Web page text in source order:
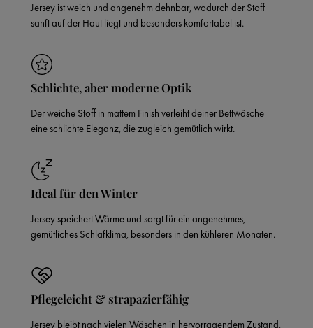
Jersey ist weich und angenehm dehnbar, wodurch der Stoff
sanft auf der Haut liegt und besonders komfortabel ist.
Schlichte, aber moderne Optik
Der weiche Stoff in mattem Finish verleiht deiner Bettwäsche
eine schlichte Eleganz, die zugleich gemütlich wirkt.
Ideal für den Winter
Jersey speichert Wärme und sorgt für ein angenehmes,
gemütliches Schlafklima, besonders in den kühleren Monaten.
Pflegeleicht & strapazierfähig
Jersey bleibt nach vielen Wäschen in hervorragendem Zustand,